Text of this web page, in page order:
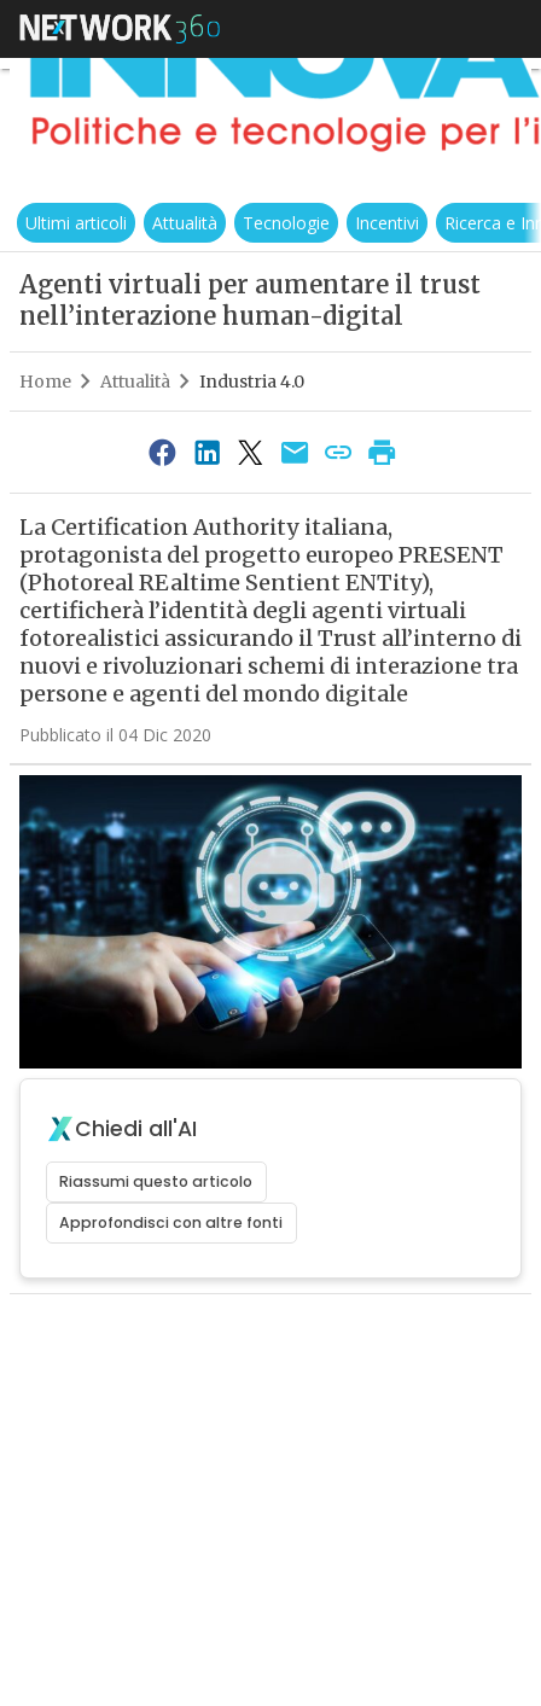
Ultimi articoli Attualità Tecnologie Incentivi Ricerca e
Agenti virtuali per aumentare il trust
nell’interazione human-digital
Home Attualità Industria 4.0
La Certification Authority italiana,
protagonista del progetto europeo PRESENT
(Photoreal REaltime Sentient ENTity),
certificherà l’identità degli agenti virtuali
fotorealistici assicurando il Trust all’interno di
nuovi e rivoluzionari schemi di interazione tra
persone e agenti del mondo digitale
Pubblicato il 04 Dic 2020
Chiedi all'AI
Riassumi questo articolo
Approfondisci con altre fonti